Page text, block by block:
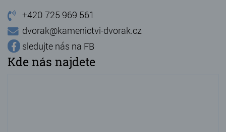
+420 725 969 561
dvorak@kamenictvi-dvorak.cz
sledujte nás na FB
Kde nás najdete